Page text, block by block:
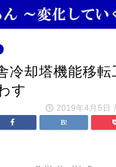
冷却塔機能移転
す
2019年4月5日 /